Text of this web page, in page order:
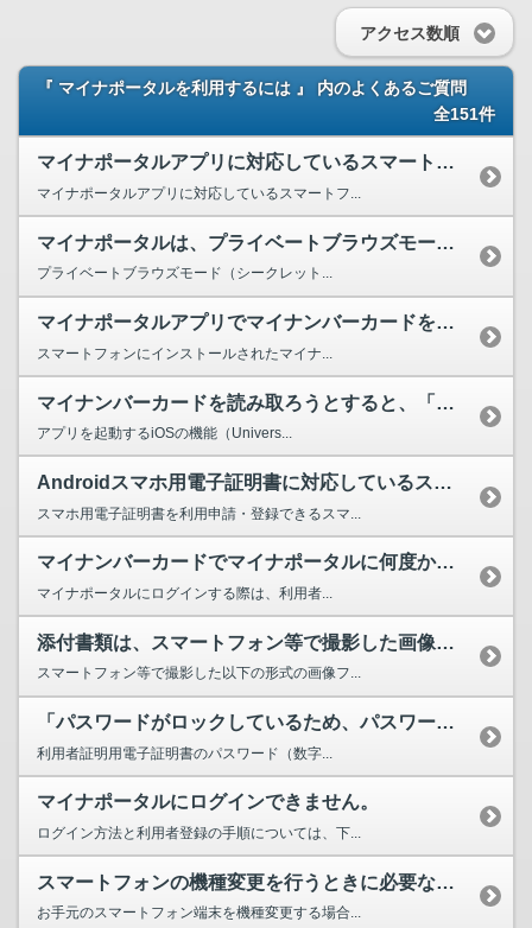
アクセス数順
『 マイナポータルを利用するには 』 内のよくあるご質問
全151件
マイナポータルアプリに対応しているスマートフォン等を教えてください。
マイナポータルアプリに対応しているスマートフ...
マイナポータルは、プライベートブラウズモード(シークレットモードなど)で利用できますか。
プライベートブラウズモード（シークレット...
マイナポータルアプリでマイナンバーカードを読み取ると、使用していない別のブラウザアプリが起動し...
スマートフォンにインストールされたマイナ...
マイナンバーカードを読み取ろうとすると、「マイナポータルアプリが起動できませんでした」と表示さ...
アプリを起動するiOSの機能（Univers...
Androidスマホ用電子証明書に対応しているスマートフォンを教えてください。
スマホ用電子証明書を利用申請・登録できるスマ...
マイナンバーカードでマイナポータルに何度かログインに失敗するとロックがかかりますか。
マイナポータルにログインする際は、利用者...
添付書類は、スマートフォン等で撮影した画像ファイルでも問題ないでしょうか？
スマートフォン等で撮影した以下の形式の画像フ...
「パスワードがロックしているため、パスワードを変更できませんでした。お住まいの市区町村の窓口で...
利用者証明用電子証明書のパスワード（数字...
マイナポータルにログインできません。
ログイン方法と利用者登録の手順については、下...
スマートフォンの機種変更を行うときに必要な手続きはありますか。
お手元のスマートフォン端末を機種変更する場合...